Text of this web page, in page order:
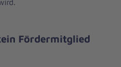
Fördermitglied